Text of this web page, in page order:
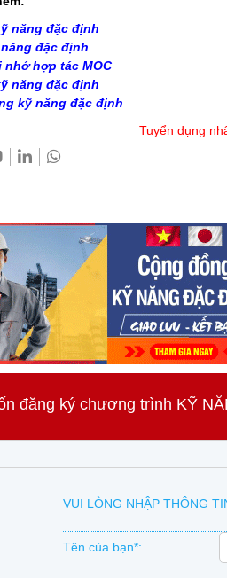
năng đặc định
đặc định
nhớ hợp tác MOC
năng đặc định
kỹ năng đặc định
Tuyển dụng
đăng ký chương trình KỸ
VUI LÒNG NHẬP THÔNG
Tên của bạn*: